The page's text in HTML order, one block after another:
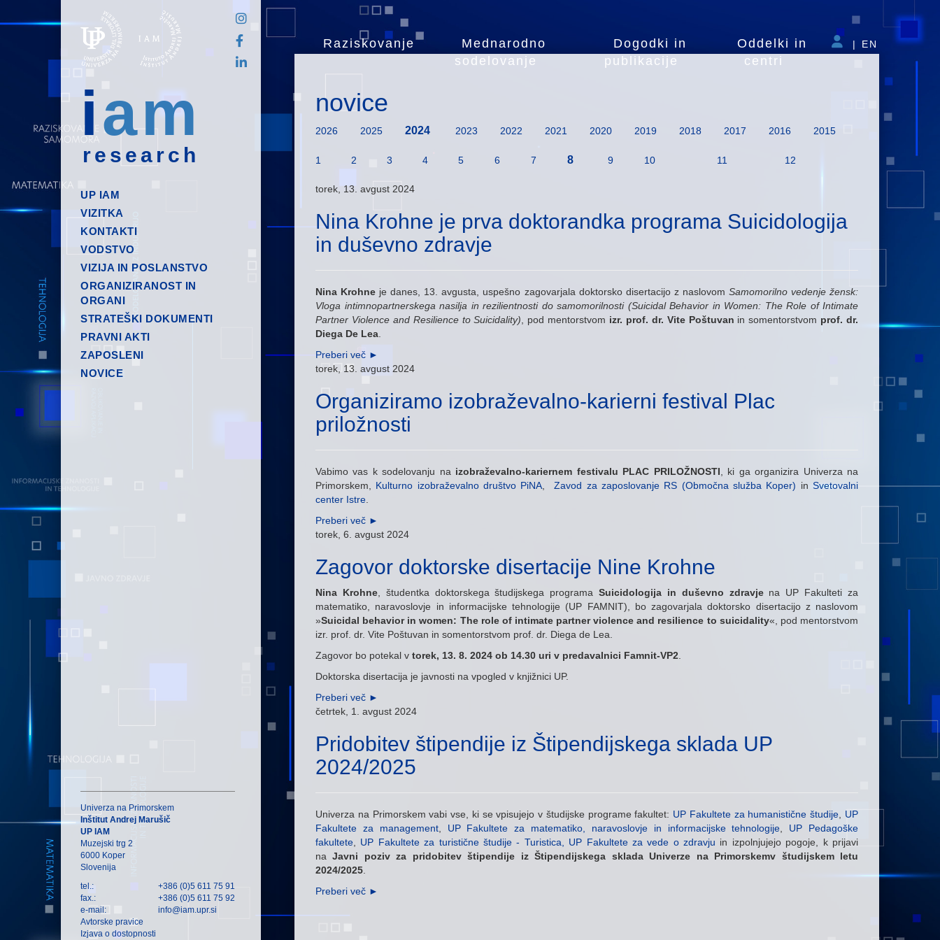
iam
research
Raziskovanje
Mednarodno
sodelovanje
Dogodki in
publikacije
Oddelki in
centri
| EN
UP IAM
VIZITKA
KONTAKTI
VODSTVO
VIZIJA IN POSLANSTVO
ORGANIZIRANOST IN
ORGANI
STRATEŠKI DOKUMENTI
PRAVNI AKTI
ZAPOSLENI
NOVICE
novice
2026 2025 2024 2023 2022 2021 2020 2019 2018 2017 2016 2015
1 2 3 4 5 6 7 8 9 10 11 12
torek, 13. avgust 2024
Nina Krohne je prva doktorandka programa Suicidologija
in duševno zdravje
Nina Krohne je danes, 13. avgusta, uspešno zagovarjala doktorsko disertacijo z naslovom Samomorilno vedenje žensk:
Vloga intimnopartnerskega nasilja in rezilientnosti do samomorilnosti (Suicidal Behavior in Women: The Role of Intimate
Partner Violence and Resilience to Suicidality) , pod mentorstvom izr. prof. dr. Vite Poštuvan in somentorstvom prof. dr.
Diega De Lea
Preberi več ►
torek, 13. avgust 2024
Organiziramo izobraževalno-karierni festival Plac
priložnosti
Vabimo vas k sodelovanju na izobraževalno-kariernem festivalu PLAC PRILOŽNOSTI , ki ga organizira Univerza na
Primorskem, Kulturno izobraževalno društvo PiNA ,Zavod za zaposlovanje RS (Območna služba Koper) inSvetovalni
center Istre
Preberi več ►
torek, 6. avgust 2024
Zagovor doktorske disertacije Nine Krohne
Nina Krohne, študentka doktorskega študijskega programaSuicidologija in duševno zdravjena UP Fakulteti za
matematiko, naravoslovje in informacijske tehnologije (UP FAMNIT), bo zagovarjala doktorsko disertacijo z naslovom
»Suicidal behavior in women: The role of intimate partner violence and resilience to suicidality«, pod mentorstvom
izr. prof. dr. Vite Poštuvan in somentorstvom prof. dr. Diega de Lea.
Zagovor bo potekal v torek, 13. 8. 2024 ob 14.30 uri v predavalnici Famnit-VP2
Doktorska disertacija je javnosti na vpogled v knjižnici UP.
Preberi več ►
četrtek, 1. avgust 2024
Pridobitev štipendije iz Štipendijskega sklada UP
2024/2025
Univerza na Primorskem vabi vse, ki se vpisujejo v študijske programe fakultet: UP Fakultete za humanistične študije
UP
Fakultete za management, UP Fakultete za matematiko, naravoslovje in informacijske tehnologije
UP Pedagoške
fakultete
UP Fakultete za turistične študije - Turistica, UP Fakultete za vede o zdravju in izpolnjujejo pogoje, k prijavi
naJavni poziv za pridobitev štipendije iz Štipendijskega sklada Univerze na Primorskemv študijskem letu
2024/2025
Preberi več ►
Univerza na Primorskem
Inštitut Andrej Marušič
UP IAM
Muzejski trg 2
6000 Koper
Slovenija
tel.:
+386 (0)5 611 75 91
fax.:
+386 (0)5 611 75 92
e-mail:
info@iam.upr.si
Avtorske pravice
Izjava o dostopnosti